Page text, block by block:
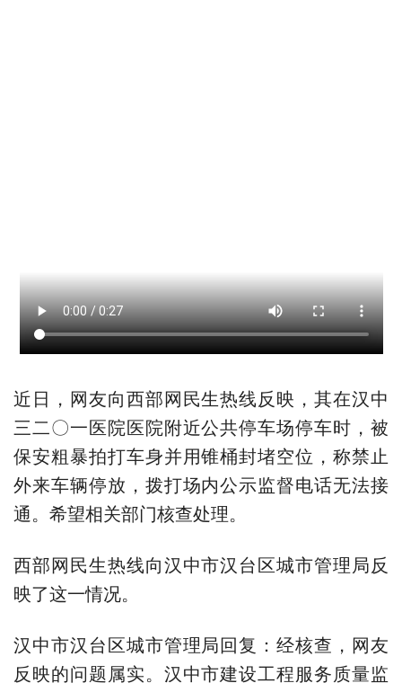
近日，网友向西部网民生热线反映，其在汉中
三二〇一医院医院附近公共停车场停车时，被
保安粗暴拍打车身并用锥桶封堵空位，称禁止
外来车辆停放，拨打场内公示监督电话无法接
通。希望相关部门核查处理。
西部网民生热线向汉中市汉台区城市管理局反
映了这一情况。
汉中市汉台区城市管理局回复：经核查，网友
反映的问题属实。汉中市建设工程服务质量监